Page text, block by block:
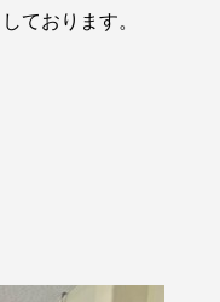
ております。